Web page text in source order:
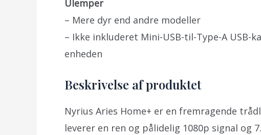
Ulemper
– Mere dyr end andre modeller
– Ikke inkluderet Mini-USB-til-Type-A
enheden
Beskrivelse af produktet
Nyrius Aries Home+ er en fremragende
leverer en ren og pålidelig 1080p signal og